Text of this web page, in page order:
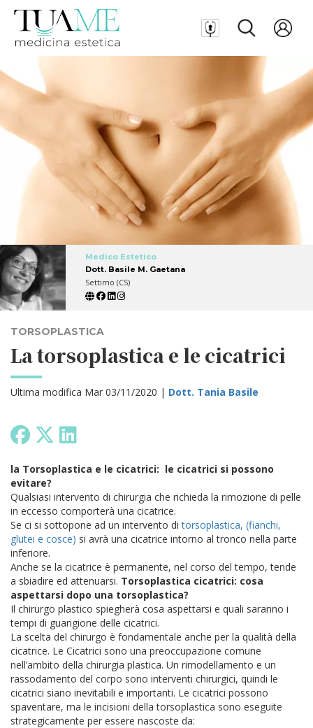
Medico Estetico
Dott. Basile M. Gaetana
Settimo (CS)
TORSOPLASTICA
La torsoplastica e le cicatrici
Ultima modifica Mar 03/11/2020 | Dott. Tania Basile
la Torsoplastica e le cicatrici: le cicatrici si possono
evitare?
Qualsiasi intervento di chirurgia che richieda la rimozione di pelle
in eccesso comporterà una cicatrice.
Se ci si sottopone ad un intervento ditorsoplastica, (fianchi,
glutei e cosce) si avrà una cicatrice intorno al tronco nella parte
inferiore.
Anche se la cicatrice è permanente, nel corso del tempo, tende
a sbiadire ed attenuarsi. Torsoplastica cicatrici: cosa
aspettarsi dopo una torsoplastica?
Il chirurgo plastico spiegherà cosa aspettarsi e quali saranno i
tempi di guarigione delle cicatrici.
La scelta del chirurgo è fondamentale anche per la qualità della
cicatrice. Le Cicatrici sono una preoccupazione comune
nell’ambito della chirurgia plastica. Un rimodellamento e un
rassodamento del corpo sono interventi chirurgici, quindi le
cicatrici siano inevitabili e importanti. Le cicatrici possono
spaventare, ma le incisioni della torsoplastica sono eseguite
strategicamente per essere nascoste da: